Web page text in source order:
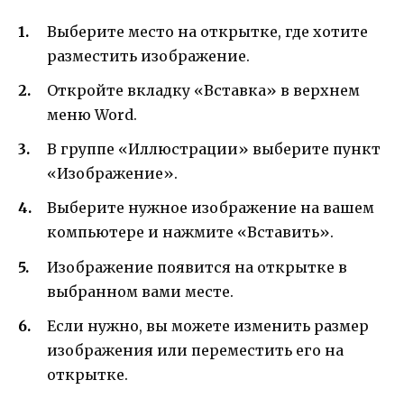
Выберите место на открытке, где хотите
разместить изображение.
Откройте вкладку «Вставка» в верхнем
меню Word.
В группе «Иллюстрации» выберите пункт
«Изображение».
Выберите нужное изображение на вашем
компьютере и нажмите «Вставить».
Изображение появится на открытке в
выбранном вами месте.
Если нужно, вы можете изменить размер
изображения или переместить его на
открытке.